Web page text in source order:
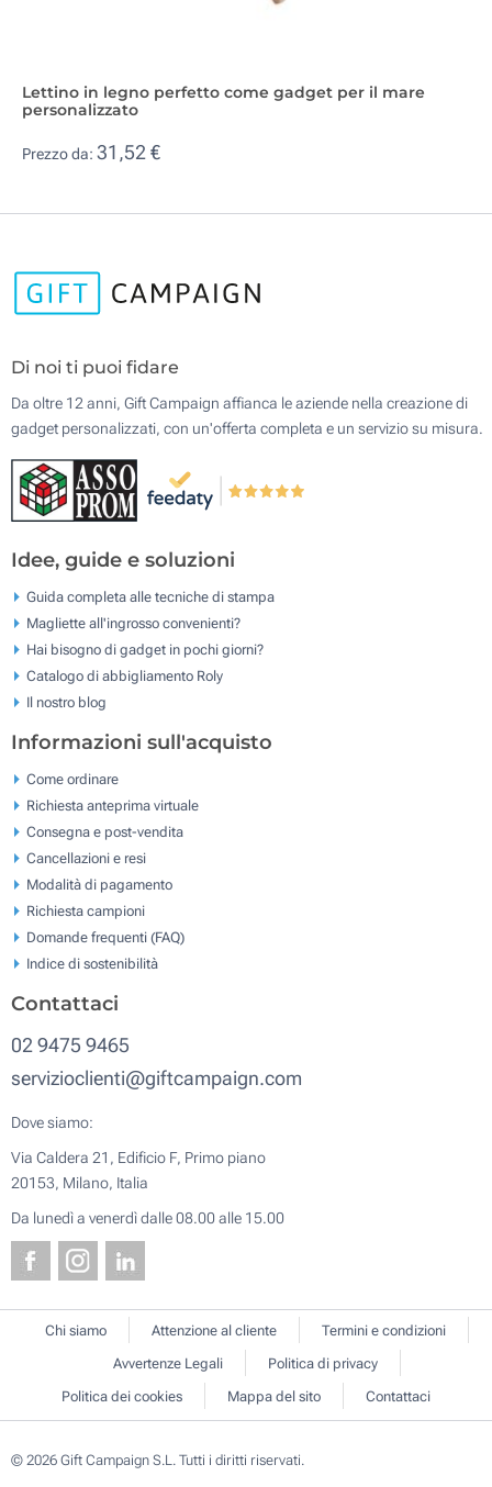
Lettino in legno perfetto come gadget per il mare
personalizzato
Prezzo da: 31,52 €
Di noi ti puoi fidare
Da oltre 12 anni, Gift Campaign affianca le aziende nella creazione di
gadget personalizzati, con un'offerta completa e un servizio su misura.
Idee, guide e soluzioni
Guida completa alle tecniche di stampa
Magliette all'ingrosso convenienti?
Hai bisogno di gadget in pochi giorni?
Catalogo di abbigliamento Roly
Il nostro blog
Informazioni sull'acquisto
Come ordinare
Richiesta anteprima virtuale
Consegna e post-vendita
Cancellazioni e resi
Modalità di pagamento
Richiesta campioni
Domande frequenti (FAQ)
Indice di sostenibilità
Contattaci
02 9475 9465
servizioclienti@giftcampaign.com
Dove siamo:
Via Caldera 21, Edificio F, Primo piano
20153, Milano, Italia
Da lunedì a venerdì dalle 08.00 alle 15.00
Chi siamo Attenzione al cliente
Termini e condizioni
Avvertenze Legali
Politica di privacy
Politica dei cookies
Mappa del sito Contattaci
© 2026 Gift Campaign S.L. Tutti i diritti riservati.